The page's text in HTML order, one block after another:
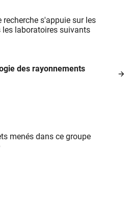
recherche s'appuie sur les
les laboratoires suivants
des rayonnements
menés dans ce groupe